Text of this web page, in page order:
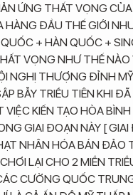
ỨNG THẤT VỌNG
HÀNG ĐẦU THẾ GIỚI
+ HÀN QUỐC +
VỌNG NHƯ THẾ NÀO
NGHỊ THƯỢNG ĐỈNH MỸ
BẪY TRIỀU TIÊN KHI
VIỆC KIẾN TẠO HÒA
GIAI ĐOẠN NÀY [
NHÂN HÓA BÁN ĐẢO
LẠI CHO 2 MIỀN
CƯỜNG QUỐC